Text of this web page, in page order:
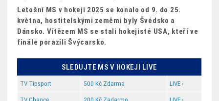
Letošní MS v hokeji 2025 se konalo od 9. do 25.
května, hostitelskými zeměmi byly Švédsko a
Dánsko. Vítězem MS se stali hokejisté USA, kteří ve
finále porazili Švýcarsko.
SLEDUJTE MS V HOKEJI LIVE
TV Tipsport 500 Kč Zdarma LIVE ›